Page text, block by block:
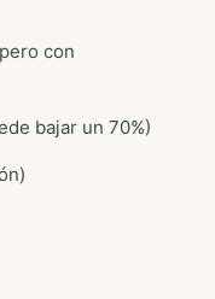
con
bajar un 70%)